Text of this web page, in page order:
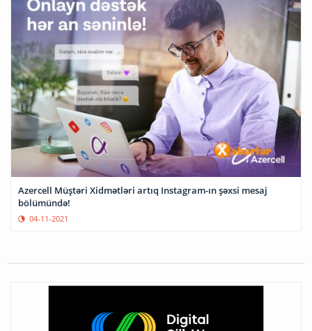
Azercell Müştəri Xidmətləri artıq Instagram-ın şəxsi mesaj
bölümündə!
04-11-2021